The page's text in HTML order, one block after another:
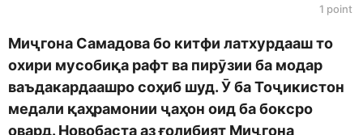
t
o
r
1 point
Миҷгона Самадова бо китфи латхурдааш то
охири мусобиқа рафт ва пирӯзии ба модар
ваъдакардаашро соҳиб шуд. Ӯ ба Тоҷикистон
медали қаҳрамонии ҷаҳон оид ба боксро
овард. Новобаста аз ғолибият Миҷгона